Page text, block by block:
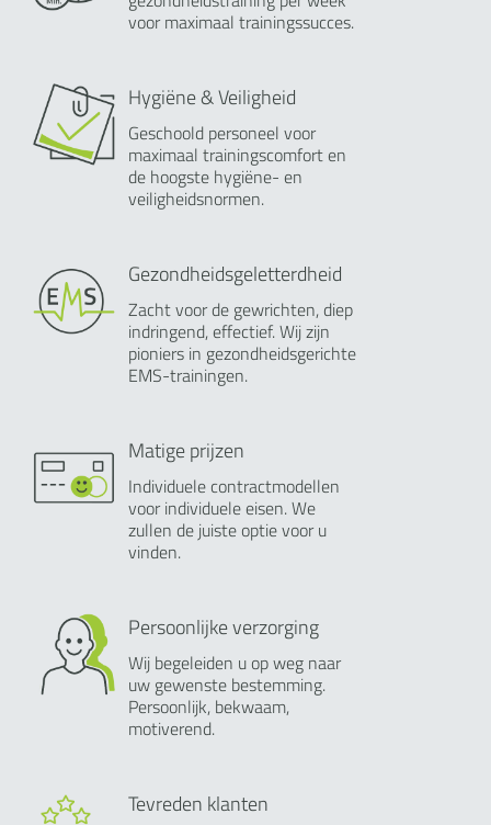
voor maximaal trainingssucces.
Hygiëne & Veiligheid
Geschoold personeel voor
maximaal trainingscomfort en
de hoogste hygiëne- en
veiligheidsnormen.
Gezondheidsgeletterdheid
Zacht voor de gewrichten, diep
indringend, effectief. Wij zijn
pioniers in gezondheidsgerichte
EMS-trainingen.
Matige prijzen
Individuele contractmodellen
voor individuele eisen. We
zullen de juiste optie voor u
vinden.
Persoonlijke verzorging
Wij begeleiden u op weg naar
uw gewenste bestemming.
Persoonlijk, bekwaam,
motiverend.
Tevreden klanten